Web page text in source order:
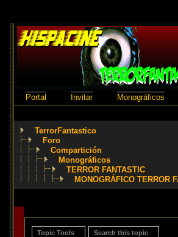
Portal Invitar Monográficos
TerrorFantastico
Foro
Compartición
Monográficos
TERROR FANTASTIC
MONOGRÁFICO TERROR
Topic Tools Search this topic